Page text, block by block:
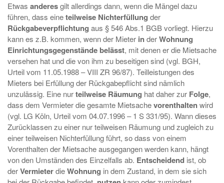
Etwas anderesgilt allerdings dann, wenn die Mängel dazu
führen, dass eineteilweise Nichterfüllung der
Rückgabeverpflichtung aus § 546 Abs.1 BGB vorliegt. Hierzu
kann es z.B. kommen, wenn der Mieter inderWohnung
Einrichtungsgegenstände belässt, mit denen er die Mietsache
versehen hat und die von ihm zu beseitigen sind (vgl. BGH,
Urteil vom 11.05.1988 – VIII ZR 96/87). Teilleistungen des
Mieters bei Erfüllung der Rückgabepflicht sind nämlich
unzulässig. Eine nurteilweise Räumung hat daher zur Folge,
dass dem Vermieter die gesamte Mietsachevorenthaltenwird
(vgl. LG Köln, Urteil vom 04.07.1996 – 1 S 331/95). Wann dieses
Zurücklassen zu einer nur teilweisen Räumung und zugleich zu
einer teilweisen Nichterfüllung führt, so dass von einem
Vorenthalten der Mietsache ausgegangen werden kann, hängt
von den Umständen des Einzelfalls ab. Entscheidend ist, ob
derVermieterdieWohnung in dem Zustand, in dem sie sich